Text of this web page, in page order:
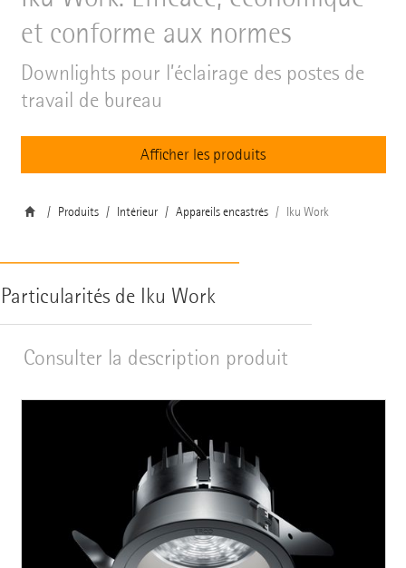
et conforme aux normes
Downlights pour l’éclairage des postes de
travail de bureau
Afficher les produits
Produits Intérieur Appareils encastrés Iku Work
Particularités de Iku Work
Consulter la description produit